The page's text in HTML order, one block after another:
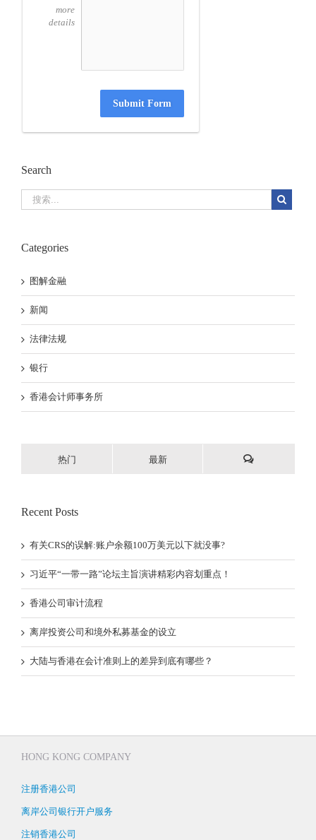
more
details
Submit Form
Search
Categories
图解金融
新闻
法律法规
银行
香港会计师事务所
热门 最新
Recent Posts
有关CRS的误解:账户余额100万美元以下就没事?
习近平“一带一路”论坛主旨演讲精彩内容划重点！
香港公司审计流程
离岸投资公司和境外私募基金的设立
大陆与香港在会计准则上的差异到底有哪些？
HONG KONG COMPANY
注册香港公司
离岸公司银行开户服务
注销香港公司